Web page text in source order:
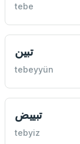
tebe
تبين
tebeyyün
تبييض
tebyiz